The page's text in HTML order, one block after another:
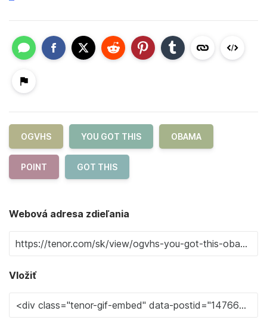
OGVHS YOU GOT THIS OBAMA
POINT GOT THIS
Webová adresa zdieľania
Vložiť